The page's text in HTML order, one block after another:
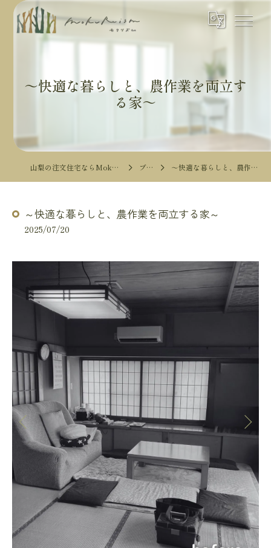
～快適な暮らしと、農作業を両立す
る家～
山梨の注文住宅ならMokureismモクリズム ブログ ～快適な暮らしと、農作業を両立する家～
～快適な暮らしと、農作業を両立する家～
2025/07/20